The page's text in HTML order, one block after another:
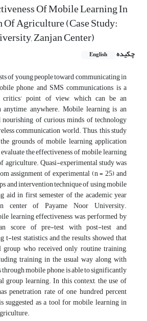
Of Mobile Learning In
Agriculture (Case Study:
Zanjan Center)
چکیده English
of young people toward communicating in
phone and SMS communications is a
point of view, which can be an
anywhere. Mobile learning is an
nourishing of curious minds of technology
communication world. Thus, this study
grounds of mobile learning application
the effectiveness of mobile learning
agriculture. Quasi-experimental study was
assignment of experimental (n = 25) and
and intervention technique of using mobile
aid in first semester of the academic year
center of Payame Noor University.
learning effectiveness was performed by
score of pre-test with post-test and
test statistics and the results showed that
who received only routine training,
training in the usual way along with
through mobile phone, is able to significantly
group learning. In this context, the use of
penetration rate of one hundred percent
suggested as a tool for mobile learning in